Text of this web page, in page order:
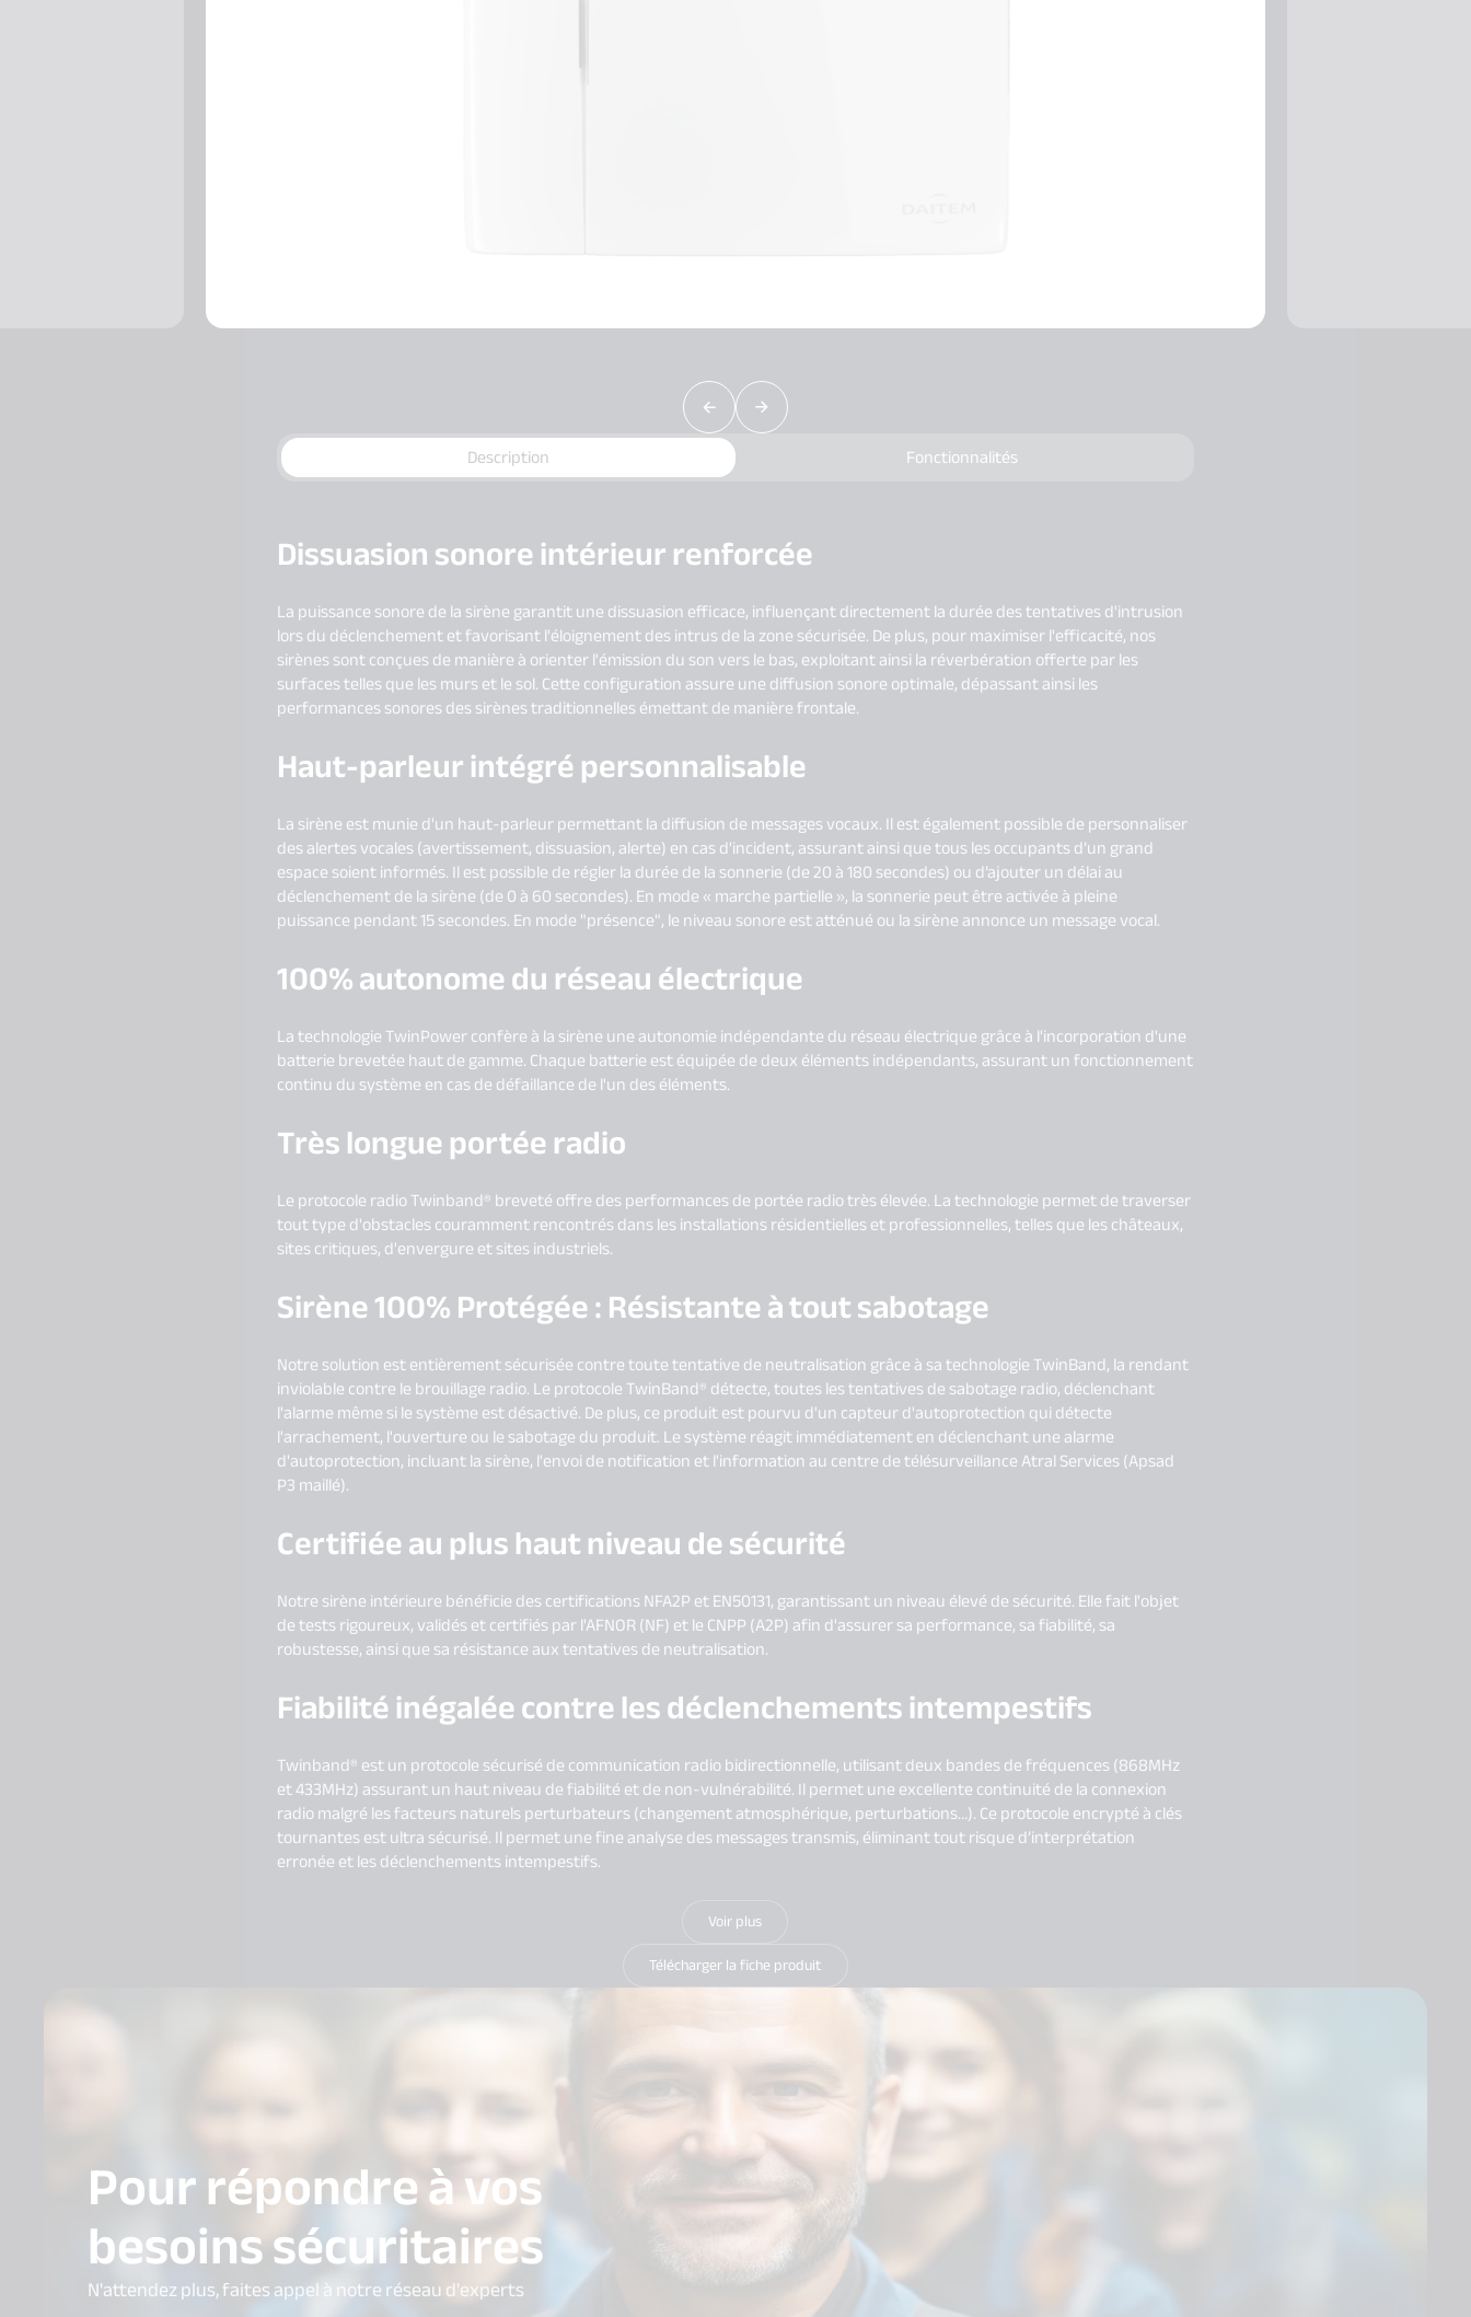
Description Fonctionnalités
Dissuasion sonore intérieur renforcée
La puissance sonore de la sirène garantit une dissuasion efficace, influençant directement la durée des tentatives d'intrusion
lors du déclenchement et favorisant l'éloignement des intrus de la zone sécurisée. De plus, pour maximiser l'efficacité, nos
sirènes sont conçues de manière à orienter l'émission du son vers le bas, exploitant ainsi la réverbération offerte par les
surfaces telles que les murs et le sol. Cette configuration assure une diffusion sonore optimale, dépassant ainsi les
performances sonores des sirènes traditionnelles émettant de manière frontale.
Haut-parleur intégré personnalisable
La sirène est munie d'un haut-parleur permettant la diffusion de messages vocaux. Il est également possible de personnaliser
des alertes vocales (avertissement, dissuasion, alerte) en cas d'incident, assurant ainsi que tous les occupants d’un grand
espace soient informés. Il est possible de régler la durée de la sonnerie (de 20 à 180 secondes) ou d’ajouter un délai au
déclenchement de la sirène (de 0 à 60 secondes). En mode « marche partielle », la sonnerie peut être activée à pleine
puissance pendant 15 secondes. En mode "présence", le niveau sonore est atténué ou la sirène annonce un message vocal.
100% autonome du réseau électrique
La technologie TwinPower confère à la sirène une autonomie indépendante du réseau électrique grâce à l'incorporation d'une
batterie brevetée haut de gamme. Chaque batterie est équipée de deux éléments indépendants, assurant un fonctionnement
continu du système en cas de défaillance de l'un des éléments.
Très longue portée radio
Le protocole radio Twinband® breveté offre des performances de portée radio très élevée. La technologie permet de traverser
tout type d'obstacles couramment rencontrés dans les installations résidentielles et professionnelles, telles que les châteaux,
sites critiques, d'envergure et sites industriels.
Sirène 100% Protégée : Résistante à tout sabotage
Notre solution est entièrement sécurisée contre toute tentative de neutralisation grâce à sa technologie TwinBand, la rendant
inviolable contre le brouillage radio. Le protocole TwinBand® détecte, toutes les tentatives de sabotage radio, déclenchant
l'alarme même si le système est désactivé. De plus, ce produit est pourvu d'un capteur d'autoprotection qui détecte
l'arrachement, l'ouverture ou le sabotage du produit. Le système réagit immédiatement en déclenchant une alarme
d'autoprotection, incluant la sirène, l'envoi de notification et l'information au centre de télésurveillance Atral Services (Apsad
P3 maillé).
Certifiée au plus haut niveau de sécurité
Notre sirène intérieure bénéficie des certifications NFA2P et EN50131, garantissant un niveau élevé de sécurité. Elle fait l'objet
de tests rigoureux, validés et certifiés par l'AFNOR (NF) et le CNPP (A2P) afin d'assurer sa performance, sa fiabilité, sa
robustesse, ainsi que sa résistance aux tentatives de neutralisation.
Fiabilité inégalée contre les déclenchements intempestifs​
Twinband® est un protocole sécurisé de communication radio bidirectionnelle, utilisant deux bandes de fréquences (868MHz
et 433MHz) assurant un haut niveau de fiabilité et de non-vulnérabilité. Il permet une excellente continuité de la connexion
radio malgré les facteurs naturels perturbateurs (changement atmosphérique, perturbations…). Ce protocole encrypté à clés
tournantes est ultra sécurisé. Il permet une fine analyse des messages transmis, éliminant tout risque d’interprétation
erronée et les déclenchements intempestifs.​
Voir plus
Télécharger la fiche produit
Pour répondre à vos
besoins sécuritaires
N'attendez plus, faites appel à notre réseau d'experts